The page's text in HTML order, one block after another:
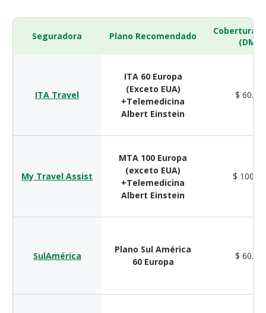
Seguradora Plano Recomendado
Cobertura
(DMH)
ITA Travel
ITA 60 Europa
(Exceto EUA)
+Telemedicina
Albert Einstein
$
My Travel Assist
MTA 100 Europa
(exceto EUA)
+Telemedicina
Albert Einstein
$
SulAmérica
Plano Sul América
60 Europa
$